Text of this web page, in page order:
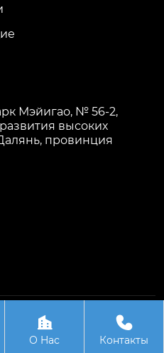
Мэйигао, № 56-2,
высоких
провинция
Мэйигао Электро

О Hас

Контакты